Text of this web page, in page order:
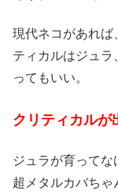
現代ネコがあれば
ティカルはジュラ
ってもいい。
クリティカルが
ジュラが育ってな
超メタルカバち